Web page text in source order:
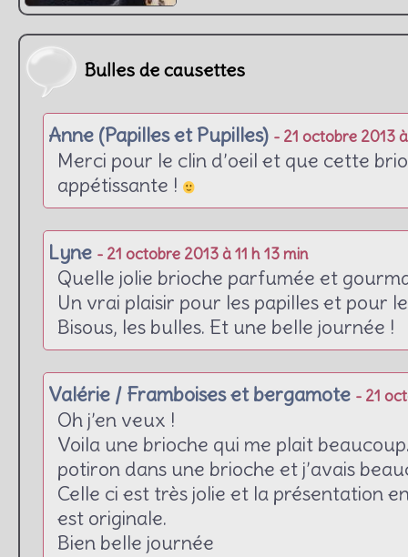
Bulles de causettes
Anne (Papilles et Pupilles) - 21 octobre 2013
Merci pour le clin d’oeil et que cette
appétissante !
Lyne - 21 octobre 2013 à 11 h 13 min
Quelle jolie brioche parfumée et
Un vrai plaisir pour les papilles et pour
Bisous, les bulles. Et une belle journée !
Valérie / Framboises et bergamote - 21
Oh j’en veux !
Voila une brioche qui me plait
potiron dans une brioche et j’avais
Celle ci est très jolie et la présentation
est originale.
Bien belle journée